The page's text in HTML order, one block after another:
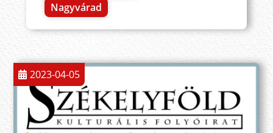
Nagyvárad
2023-04-05